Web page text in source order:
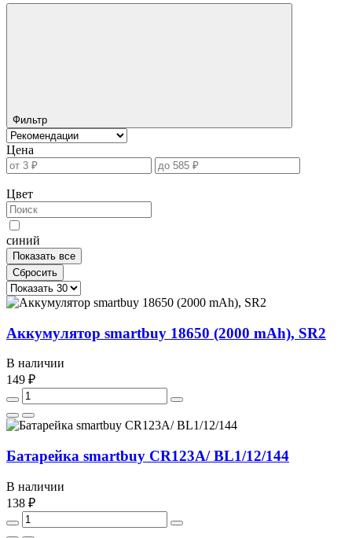
Фильтр
Цена
Цвет
синий
Показать все
Сбросить
Аккумулятор smartbuy 18650 (2000 mAh), SR2
В наличии
149 ₽
Батарейка smartbuy CR123A/ BL1/12/144
В наличии
138 ₽